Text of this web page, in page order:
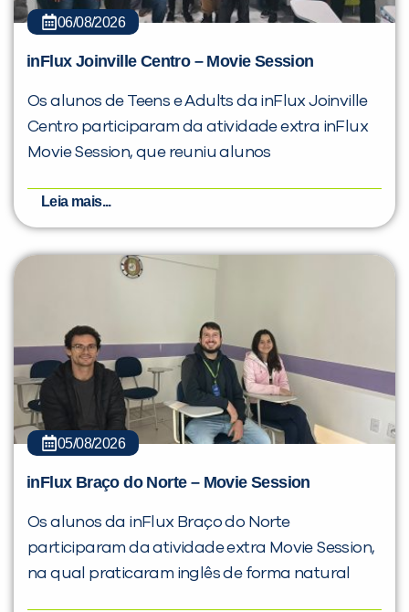
06/08/2026
inFlux Joinville Centro – Movie Session
Os alunos de Teens e Adults da inFlux Joinville
Centro participaram da atividade extra inFlux
Movie Session, que reuniu alunos
Leia mais...
05/08/2026
inFlux Braço do Norte – Movie Session
Os alunos da inFlux Braço do Norte
participaram da atividade extra Movie Session,
na qual praticaram inglês de forma natural